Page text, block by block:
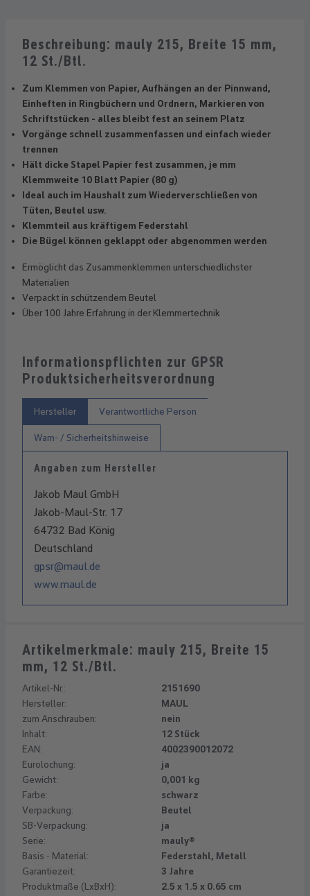
Beschreibung: mauly 215, Breite 15 mm,
12 St./Btl.
Zum Klemmen von Papier, Aufhängen an der Pinnwand,
Einheften in Ringbüchern und Ordnern, Markieren von
Schriftstücken - alles bleibt fest an seinem Platz
Vorgänge schnell zusammenfassen und einfach wieder
trennen
Hält dicke Stapel Papier fest zusammen, je mm
Klemmweite 10 Blatt Papier (80 g)
Ideal auch im Haushalt zum Wiederverschließen von
Tüten, Beutel usw.
Klemmteil aus kräftigem Federstahl
Die Bügel können geklappt oder abgenommen werden
Ermöglicht das Zusammenklemmen unterschiedlichster
Materialien
Verpackt in schützendem Beutel
Über 100 Jahre Erfahrung in der Klemmertechnik
Informationspflichten zur GPSR
Produktsicherheitsverordnung
Hersteller Verantwortliche Person
Warn- / Sicherheitshinweise
Angaben zum Hersteller
Jakob Maul GmbH
Jakob-Maul-Str. 17
64732 Bad König
Deutschland
gpsr@maul.de
www.maul.de
Artikelmerkmale: mauly 215, Breite 15
mm, 12 St./Btl.
Artikel-Nr.:
2151690
Hersteller:
MAUL
zum Anschrauben:
nein
Inhalt:
12 Stück
EAN:
4002390012072
Eurolochung:
ja
Gewicht:
0,001 kg
Farbe:
schwarz
Verpackung:
Beutel
SB-Verpackung:
ja
Serie:
mauly®
Basis - Material:
Federstahl, Metall
Garantiezeit:
3 Jahre
Produktmaße (LxBxH):
2.5 x 1.5 x 0.65 cm